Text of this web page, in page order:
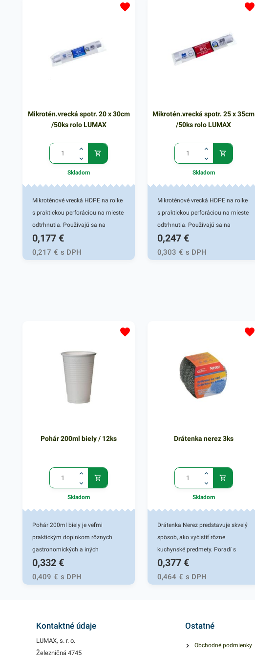
potrebných predmetov a potravín.
spôsobom uzavretia - zlepením,
zvarením, či zasvorkovaním.
Balenie obsahuje 1000 ks
Mikrotén.vrecká spotr. 20 x 30cm
/50ks rolo LUMAX
Skladom
Mikroténové vrecká HDPE na rolke
s praktickou perforáciou na mieste
odtrhnutia. Používajú sa na
uchovanie a uskladnenie potravín,
ovocia a zeleniny, pečiva, v
mäsiarstvach a gastroslužbách.
0,177 €
0,217 € s DPH
Mikrotén.vrecká spotr. 25 x 35cm
/50ks rolo LUMAX
Skladom
Mikroténové vrecká HDPE na rolke
s praktickou perforáciou na mieste
odtrhnutia. Používajú sa na
uchovanie a uskladnenie potravín,
ovocia a zeleniny, pečiva, v
mäsiarstvach a gastroslužbách.
0,247 €
0,303 € s DPH
Pohár 200ml biely / 12ks
Skladom
Pohár 200ml biely je veľmi
praktickým doplnkom rôznych
gastronomických a iných
potravinových prevádzok. Vhodný
pre fresh obchody či fast foody.
Pohár je určený na čapovanie
pohár zabezpečí rýchly a
0,332 €
0,409 € s DPH
Drátenka nerez 3ks
Skladom
Drátenka Nerez predstavuje skvelý
spôsob, ako vyčistiť rôzne
kuchynské predmety. Poradí s
pripálenými hrncami, panvicami a
odolnou špinou na sporáku a
inými miestami vo vašej kuchyni.
omrvinky. Drátenka je precízne
okrúhly tvar, ktorý sa ľahko
0,377 €
0,464 € s DPH
Kontaktné údaje
LUMAX, s. r. o.
Železničná 4745
Ostatné
Obchodné podmienky